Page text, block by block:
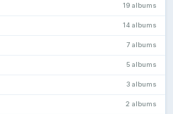
19 albums
14 albums
7 albums
5 albums
3 albums
2 albums